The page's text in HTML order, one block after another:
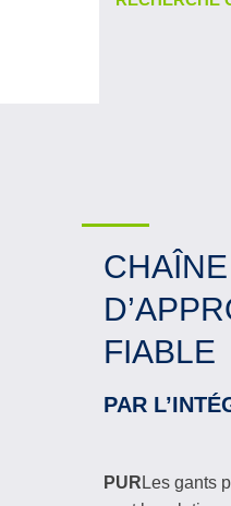
CHAÎNE
FIABLE
PAR
PUR Les gants